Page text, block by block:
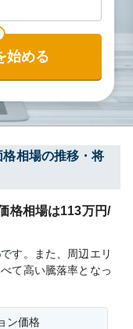
始める
相場の推移・将
格相場は113万円/
です。
また、周辺エリ
て高い騰落率となっ
ン価格